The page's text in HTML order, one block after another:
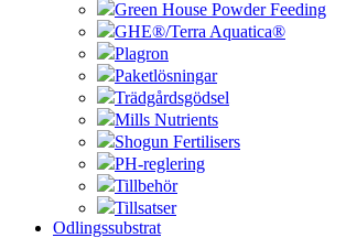
Green House Powder Feeding
GHE®/Terra Aquatica®
Plagron
Paketlösningar
Trädgårdsgödsel
Mills Nutrients
Shogun Fertilisers
PH-reglering
Tillbehör
Tillsatser
Odlingssubstrat